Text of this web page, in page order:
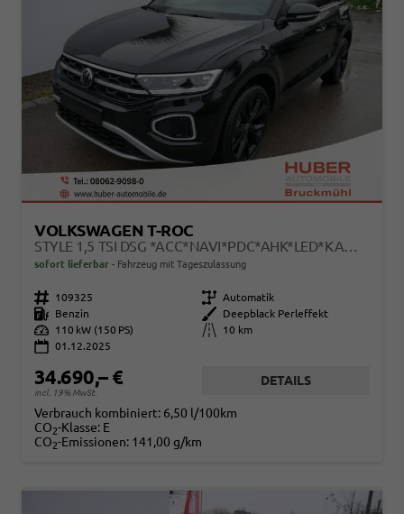
VOLKSWAGEN T-ROC
STYLE 1,5 TSI DSG *ACC*NAVI*PDC*AHK*LED*KAMERA*TEMPOMAT*19-ZOLL
sofort lieferbar Fahrzeug mit Tageszulassung
Fahrzeugnr. 109325 Getriebe Automatik
Kraftstoff
Benzin Außenfarbe
Deepblack Perleffekt
Leistung
110 kW (150 PS) Kilometerstand
10 km
01.12.2025
34.690,– €
incl. 19% MwSt.
DETAILS
Verbrauch kombiniert: 6,50 l/100km
CO2-Klasse: E
CO2-Emissionen: 141,00 g/km